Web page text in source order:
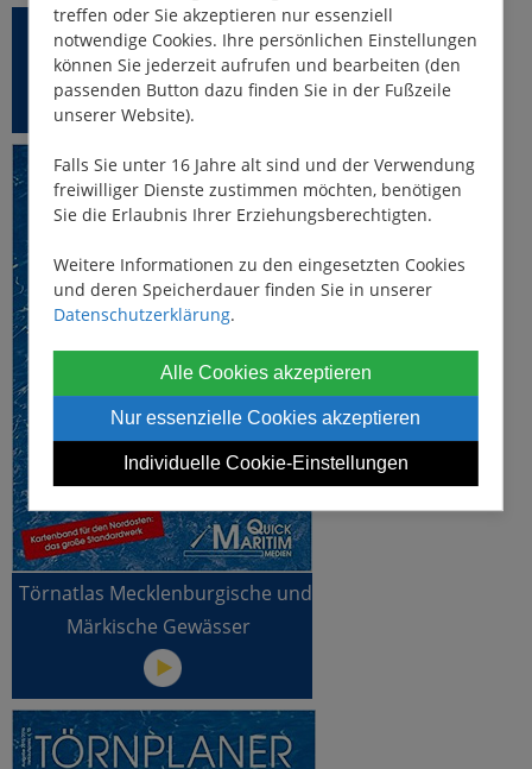
treffen oder Sie akzeptieren nur essenziell
notwendige Cookies. Ihre persönlichen Einstellungen
können Sie jederzeit aufrufen und bearbeiten (den
passenden Button dazu finden Sie in der Fußzeile
unserer Website).
Falls Sie unter 16 Jahre alt sind und der Verwendung
freiwilliger Dienste zustimmen möchten, benötigen
Sie die Erlaubnis Ihrer Erziehungsberechtigten.
Weitere Informationen zu den eingesetzten Cookies
und deren Speicherdauer finden Sie in unserer
Datenschutzerklärung.
Alle Cookies akzeptieren
Nur essenzielle Cookies akzeptieren
Individuelle Cookie-Einstellungen
Bootsferien in Deutschland -
Top-Reviere Band 1
Törnatlas Mecklenburgische und
Märkische Gewässer